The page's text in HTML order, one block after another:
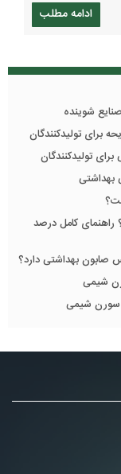
ادامه مطلب
شوینده
برای تولیدکنندگان
تولیدکنندگان
راهنمای کامل درصد
بهداشتی دارد؟
شیمی
سورن شیمی